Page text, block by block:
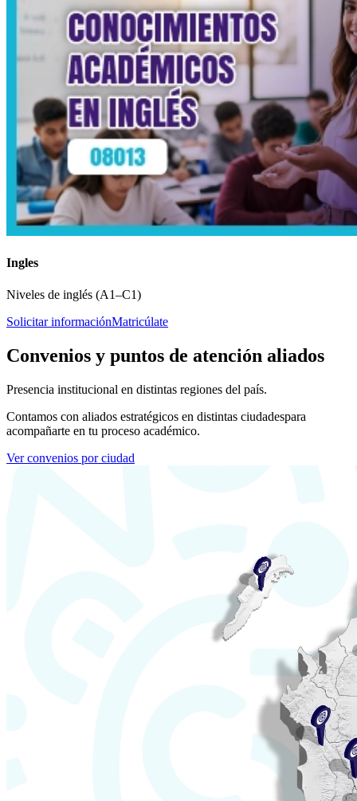
Ingles
Niveles de inglés (A1–C1)
Solicitar informaciónMatricúlate
Convenios y puntos de atención aliados
Presencia institucional en distintas regiones del país.
Contamos con aliados estratégicos en distintas ciudadespara
acompañarte en tu proceso académico.
Ver convenios por ciudad